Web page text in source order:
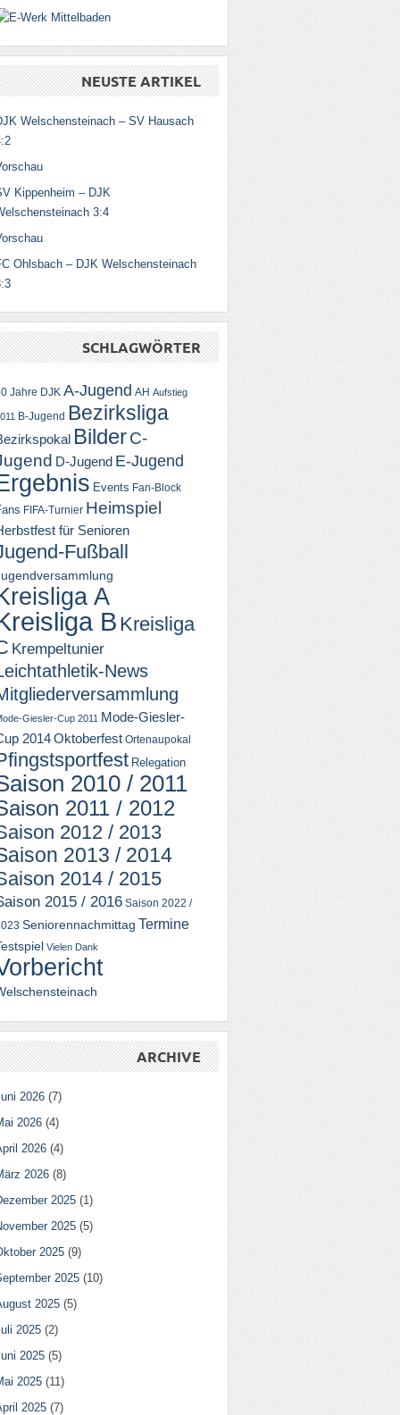
NEUSTE ARTIKEL
Welschensteinach – SV Hausach
Kippenheim – DJK
3:4
Ohlsbach – DJK Welschensteinach
SCHLAGWÖRTER
Jahre DJK A-Jugend AH Aufstieg
B-Jugend Bezirksliga
BilderC-
D-Jugend E-Jugend
Events Fan-Block
FIFA-Turnier Heimspiel
für Senioren
Fußball
A
B Kreisliga
Krempeltunier
News
Giesler-Cup 2011 Mode-Giesler-
2014Oktoberfest Ortenaupokal
Relegation
2010 / 2011
2011 / 2012
2012 / 2013
2013 / 2014
2014 / 2015
2015 / 2016 Saison 2022 /
Seniorennachmittag Termine
Vielen Dank
ARCHIVE
2026 (7)
2026 (4)
2026 (4)
2026 (8)
2025 (1)
2025 (5)
2025 (9)
2025 (10)
2025 (5)
2025 (2)
2025 (5)
2025 (11)
2025 (7)